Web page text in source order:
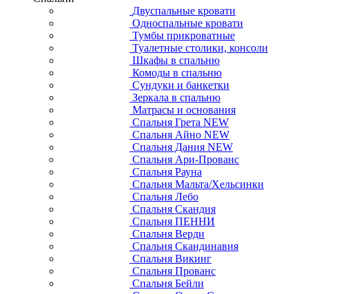
Двуспальные кровати
Односпальные кровати
Тумбы прикроватные
Туалетные столики, консоли
Шкафы в спальню
Комоды в спальню
Сундуки и банкетки
Зеркала в спальню
Матрасы и основания
Спальня Грета NEW
Спальня Айно NEW
Спальня Дания NEW
Спальня Ари-Прованс
Спальня Рауна
Спальня Мальта/Хельсинки
Спальня Лебо
Спальня Скандия
Спальня ПЕННИ
Спальня Верди
Спальня Скандинавия
Спальня Викинг
Спальня Прованс
Спальня Бейли